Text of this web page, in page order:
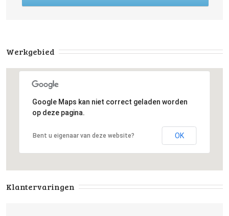
Werkgebied
Google Maps kan niet correct geladen worden
op deze pagina.
Bent u eigenaar van deze website? OK
Klantervaringen